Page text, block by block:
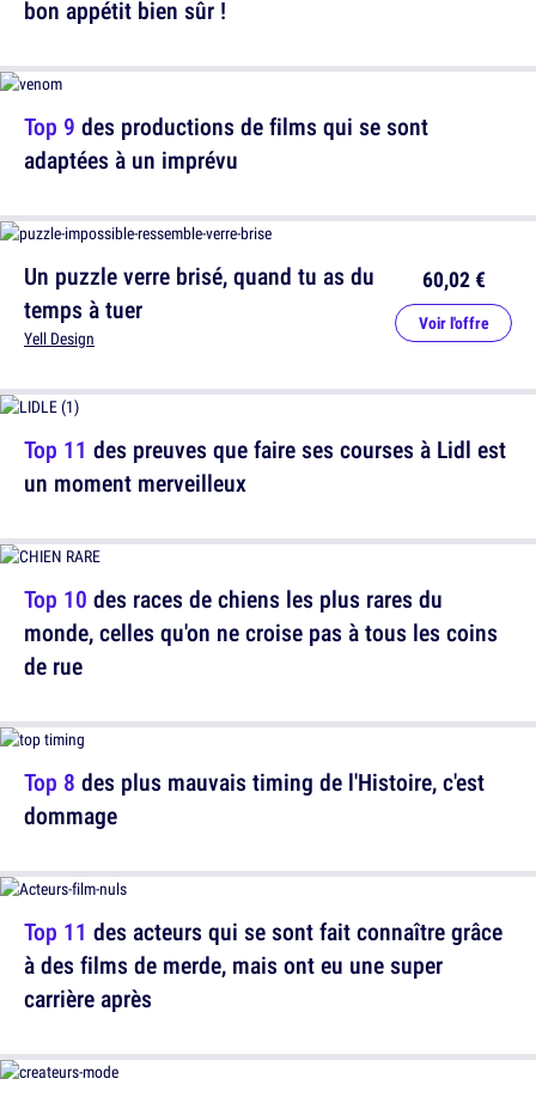
bon appétit bien sûr !
Un puzzle verre brisé, quand tu as du
temps à tuer
Yell Design
60,02 €
Voir l'offre
Top 10 des races de chiens les plus rares du
monde, celles qu'on ne croise pas à tous les coins
de rue
Top 11 des acteurs qui se sont fait connaître grâce
à des films de merde, mais ont eu une super
carrière après
Top 9 des productions de films qui se sont
adaptées à un imprévu
Top 11 des preuves que faire ses courses à Lidl est
un moment merveilleux
Top 8 des plus mauvais timing de l'Histoire, c'est
dommage